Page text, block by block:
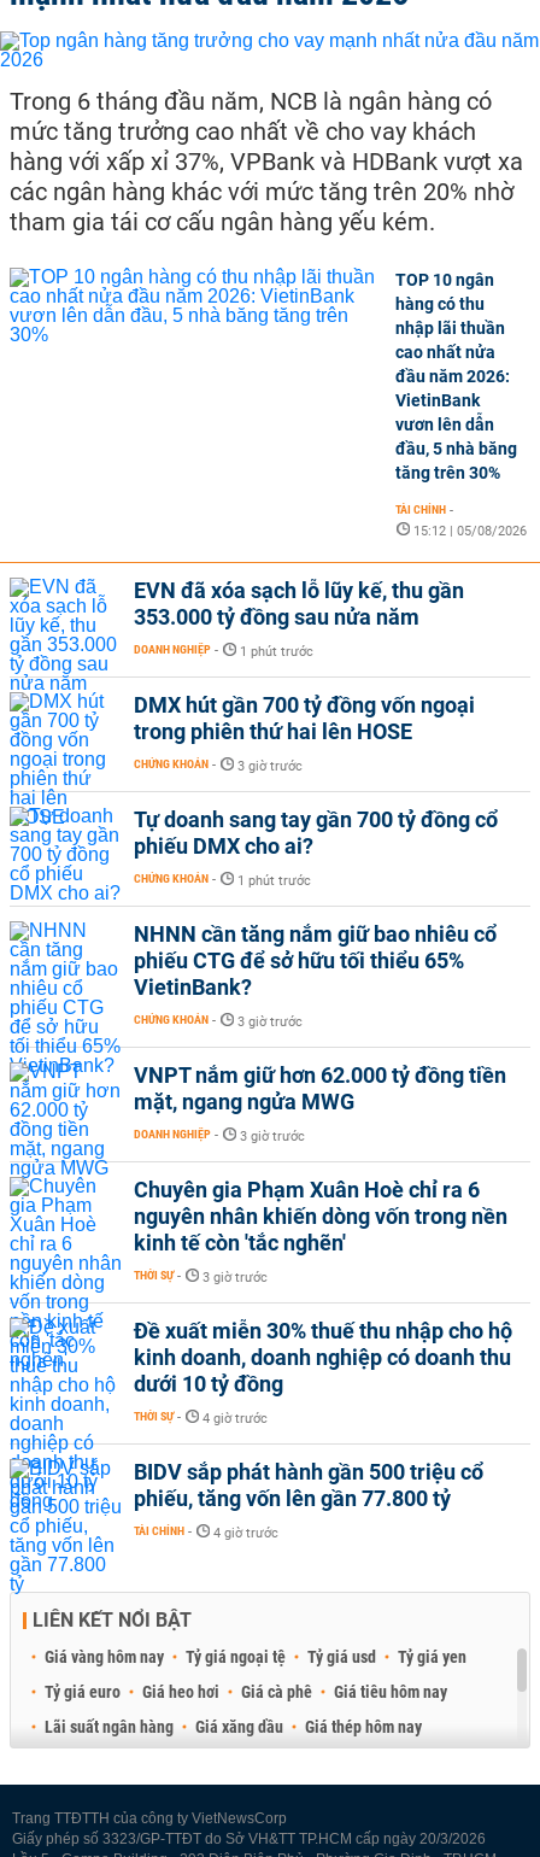
Trong 6 tháng đầu năm, NCB là ngân hàng có
mức tăng trưởng cao nhất về cho vay khách
hàng với xấp xỉ 37%, VPBank và HDBank vượt xa
các ngân hàng khác với mức tăng trên 20% nhờ
tham gia tái cơ cấu ngân hàng yếu kém.
TOP 10 ngân
hàng có thu
nhập lãi thuần
cao nhất nửa
đầu năm 2026:
VietinBank
vươn lên dẫn
đầu, 5 nhà băng
tăng trên 30%
TÀI CHÍNH -
15:12 | 05/08/2026
EVN đã xóa sạch lỗ lũy kế, thu gần
353.000 tỷ đồng sau nửa năm
DOANH NGHIỆP - 1 phút trước
DMX hút gần 700 tỷ đồng vốn ngoại
trong phiên thứ hai lên HOSE
CHỨNG KHOÁN - 3 giờ trước
Tự doanh sang tay gần 700 tỷ đồng cổ
phiếu DMX cho ai?
CHỨNG KHOÁN - 1 phút trước
NHNN cần tăng nắm giữ bao nhiêu cổ
phiếu CTG để sở hữu tối thiểu 65%
VietinBank?
CHỨNG KHOÁN - 3 giờ trước
VNPT nắm giữ hơn 62.000 tỷ đồng tiền
mặt, ngang ngửa MWG
DOANH NGHIỆP - 3 giờ trước
Chuyên gia Phạm Xuân Hoè chỉ ra 6
nguyên nhân khiến dòng vốn trong nền
kinh tế còn 'tắc nghẽn'
THỜI SỰ - 3 giờ trước
Đề xuất miễn 30% thuế thu nhập cho hộ
kinh doanh, doanh nghiệp có doanh thu
dưới 10 tỷ đồng
THỜI SỰ - 4 giờ trước
BIDV sắp phát hành gần 500 triệu cổ
phiếu, tăng vốn lên gần 77.800 tỷ
TÀI CHÍNH - 4 giờ trước
LIÊN KẾT NỔI BẬT
Giá vàng hôm nay Tỷ giá ngoại tệ Tỷ giá usd
Tỷ giá yen
Tỷ giá euro
Giá heo hơi Giá cà phê
Giá tiêu hôm nay
Lãi suất ngân hàng
Giá xăng dầu
Giá thép hôm nay
Trang TTĐTTH của công ty VietNewsCorp
Giấy phép số 3323/GP-TTĐT do Sở VH&TT TP.HCM cấp ngày 20/3/2026